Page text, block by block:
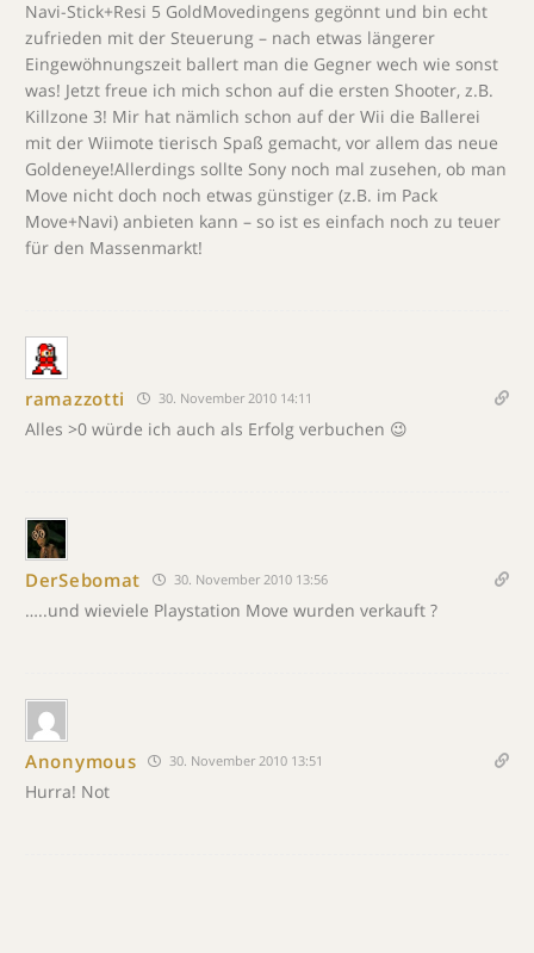
Navi-Stick+Resi 5 GoldMovedingens gegönnt und bin echt
zufrieden mit der Steuerung – nach etwas längerer
Eingewöhnungszeit ballert man die Gegner wech wie sonst
was! Jetzt freue ich mich schon auf die ersten Shooter, z.B.
Killzone 3! Mir hat nämlich schon auf der Wii die Ballerei
mit der Wiimote tierisch Spaß gemacht, vor allem das neue
Goldeneye!Allerdings sollte Sony noch mal zusehen, ob man
Move nicht doch noch etwas günstiger (z.B. im Pack
Move+Navi) anbieten kann – so ist es einfach noch zu teuer
für den Massenmarkt!
ramazzotti 30. November 2010 14:11
Alles >0 würde ich auch als Erfolg verbuchen 😉
DerSebomat 30. November 2010 13:56
…..und wieviele Playstation Move wurden verkauft ?
Anonymous 30. November 2010 13:51
Hurra! Not